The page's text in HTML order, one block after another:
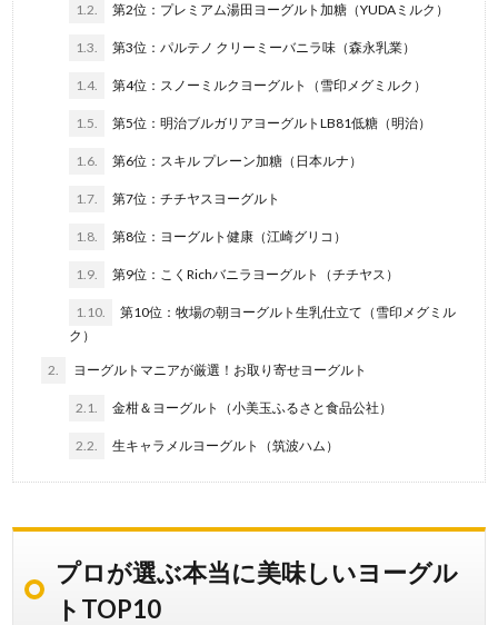
1.2. 第2位：プレミアム湯田ヨーグルト加糖（YUDAミルク）
1.3. 第3位：パルテノ クリーミーバニラ味（森永乳業）
1.4. 第4位：スノーミルクヨーグルト（雪印メグミルク）
1.5. 第5位：明治ブルガリアヨーグルトLB81低糖（明治）
1.6. 第6位：スキル プレーン加糖（日本ルナ）
1.7. 第7位：チチヤスヨーグルト
1.8. 第8位：ヨーグルト健康（江崎グリコ）
1.9. 第9位：こくRichバニラヨーグルト（チチヤス）
1.10.
第10位：牧場の朝ヨーグルト生乳仕立て（雪印メグミル
ク）
2. ヨーグルトマニアが厳選！お取り寄せヨーグルト
2.1. 金柑＆ヨーグルト（小美玉ふるさと食品公社）
2.2. 生キャラメルヨーグルト（筑波ハム）
プロが選ぶ本当に美味しいヨーグル
トTOP10